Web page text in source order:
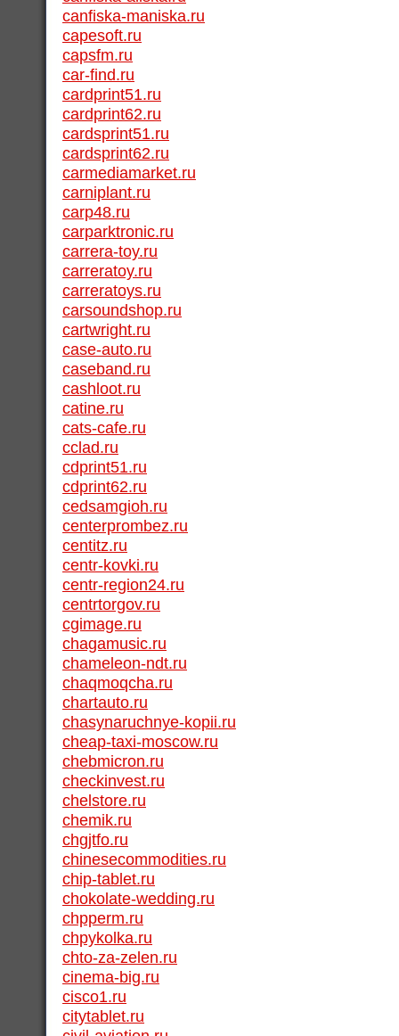
canfiska-maniska.ru
capesoft.ru
capsfm.ru
car-find.ru
cardprint51.ru
cardprint62.ru
cardsprint51.ru
cardsprint62.ru
carmediamarket.ru
carniplant.ru
carp48.ru
carparktronic.ru
carrera-toy.ru
carreratoy.ru
carreratoys.ru
carsoundshop.ru
cartwright.ru
case-auto.ru
caseband.ru
cashloot.ru
catine.ru
cats-cafe.ru
cclad.ru
cdprint51.ru
cdprint62.ru
cedsamgioh.ru
centerprombez.ru
centitz.ru
centr-kovki.ru
centr-region24.ru
centrtorgov.ru
cgimage.ru
chagamusic.ru
chameleon-ndt.ru
chaqmoqcha.ru
chartauto.ru
chasynaruchnye-kopii.ru
cheap-taxi-moscow.ru
chebmicron.ru
checkinvest.ru
chelstore.ru
chemik.ru
chgjtfo.ru
chinesecommodities.ru
chip-tablet.ru
chokolate-wedding.ru
chpperm.ru
chpykolka.ru
chto-za-zelen.ru
cinema-big.ru
cisco1.ru
citytablet.ru